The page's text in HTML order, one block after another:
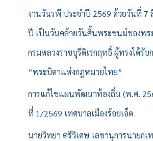
งานวันรพี ประจำปี 2569 ด้วยวันที่ 7
ปี เป็นวันคล้ายวันสิ้นพระชนม์ของพระ
กรมหลวงราชบุรีดิเรกฤทธิ์ ผู้ทรงได้รับ
“พระบิดาแห่งกฎหมายไทย”
การแก้ไขแผนพัฒนาท้องถิ่น (พ.ศ.
ที่ 1/2569 เทศบาลเมืองร้อยเอ็ด
นายวิทยา ตรีวิเศษ เลขานุการนายกเ